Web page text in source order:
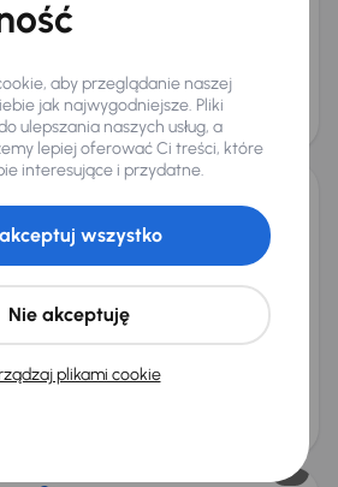
dni przed
Cena po obniżce
81 000 zł
1.8 TSI132 kW
Cena promocyjna
aby przeglądanie naszej
jak najwygodniejsze. Pliki
ulepszania naszych usług, a
lepiej oferować Ci treści, które
interesujące i przydatne.
plikami cookie
Nie akceptuję
wszystko